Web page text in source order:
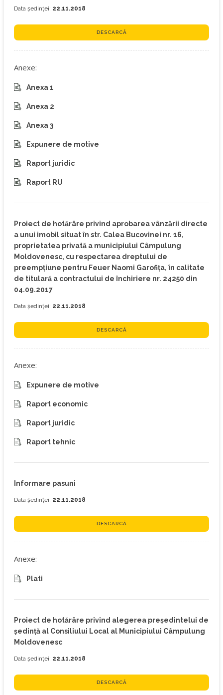
Data ședinței: 22.11.2018
DESCARCĂ
Anexe:
Anexa 1
Anexa 2
Anexa 3
Expunere de motive
Raport juridic
Raport RU
Proiect de hotărâre privind aprobarea vânzării directe
a unui imobil situat în str. Calea Bucovinei nr. 16,
proprietatea privată a municipiului Câmpulung
Moldovenesc, cu respectarea dreptului de
preempțiune pentru Feuer Naomi Garofița, în calitate
de titulară a contractului de închiriere nr. 24250 din
04.09.2017
Data ședinței: 22.11.2018
DESCARCĂ
Anexe:
Expunere de motive
Raport economic
Raport juridic
Raport tehnic
Informare pasuni
Data ședinței: 22.11.2018
DESCARCĂ
Anexe:
Plati
Proiect de hotărâre privind alegerea preşedintelui de
şedință al Consiliului Local al Municipiului Câmpulung
Moldovenesc
Data ședinței: 22.11.2018
DESCARCĂ